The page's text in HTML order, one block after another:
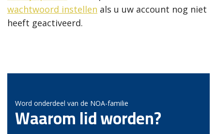
wachtwoord instellen als u uw account nog niet
heeft geactiveerd.
Word onderdeel van de NOA-familie
Waarom lid worden?